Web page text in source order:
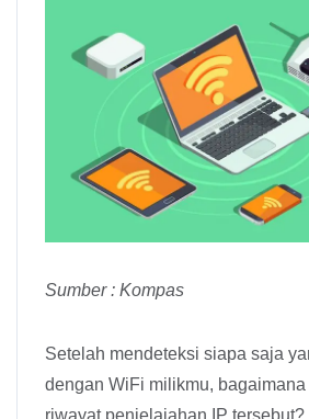
Sumber : Kompas
Setelah mendeteksi siapa saja
dengan WiFi milikmu,